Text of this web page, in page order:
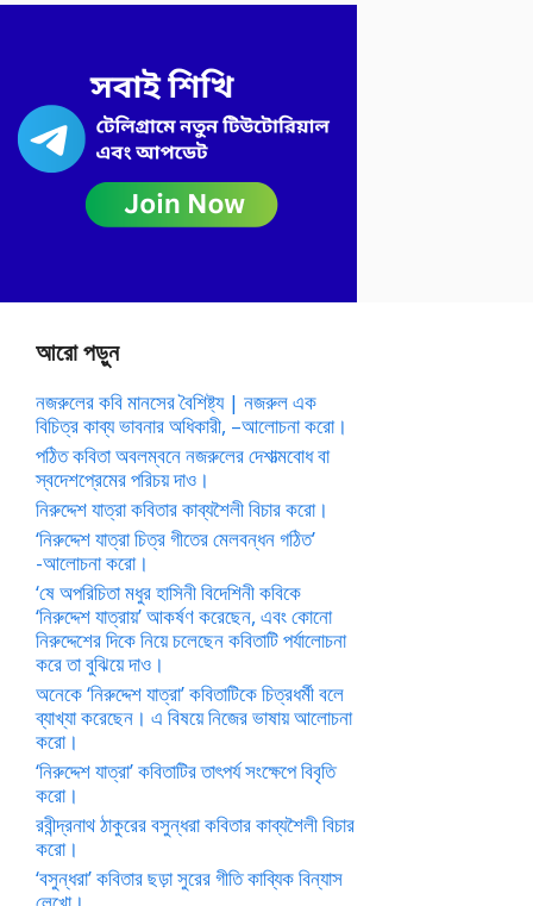
আরো পড়ুন
নজরুলের কবি মানসের বৈশিষ্ট্য | নজরুল এক
বিচিত্র কাব্য ভাবনার অধিকারী, –আলোচনা করো।
পঠিত কবিতা অবলম্বনে নজরুলের দেশাত্মবোধ বা
স্বদেশপ্রেমের পরিচয় দাও।
নিরুদ্দেশ যাত্রা কবিতার কাব্যশৈলী বিচার করো।
‘নিরুদ্দেশ যাত্রা চিত্র গীতের মেলবন্ধন গঠিত’
-আলোচনা করো।
‘ষে অপরিচিতা মধুর হাসিনী বিদেশিনী কবিকে
‘নিরুদ্দেশ যাত্রায়’ আকর্ষণ করেছেন, এবং কোনো
নিরুদ্দেশের দিকে নিয়ে চলেছেন কবিতাটি পর্যালোচনা
করে তা বুঝিয়ে দাও।
অনেকে ‘নিরুদ্দেশ যাত্রা’ কবিতাটিকে চিত্রধর্মী বলে
ব্যাখ্যা করেছেন। এ বিষয়ে নিজের ভাষায় আলোচনা
করো।
‘নিরুদ্দেশ যাত্রা’ কবিতাটির তাৎপর্য সংক্ষেপে বিবৃতি
করো।
রবীন্দ্রনাথ ঠাকুরের বসুন্ধরা কবিতার কাব্যশৈলী বিচার
করো।
‘বসুন্ধরা’ কবিতার ছড়া সুরের গীতি কাব্যিক বিন্যাস